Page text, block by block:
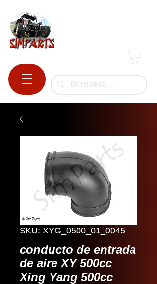
SKU: XYG_0500_01_0045
conducto de entrada
de aire XY 500cc
Xing Yang 500cc